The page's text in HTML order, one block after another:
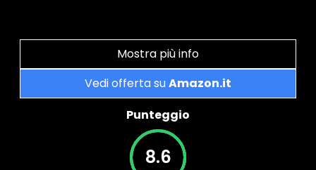
Mostra più info
Vedi offerta suAmazon.it
Punteggio
8.6